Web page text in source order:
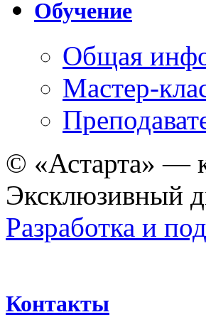
Обучение
Общая
Мастер-
© «Астарта» —
Эксклюзивный
Разработка и
Контакты